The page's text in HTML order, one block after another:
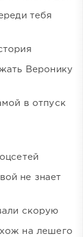
тебя
Веронику
в отпуск
не знает
скорую
на лешего